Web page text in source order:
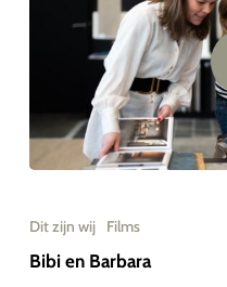
Dit zijn wij Films
Bibi en Barbara